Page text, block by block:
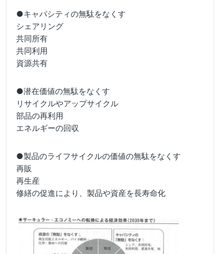
●キャパシティの無駄をなくす
シェアリング
共同所有
共同利用
資源共有
●潜在価値の無駄をなくす
リサイクルやアップサイクル
部品の再利用
エネルギーの回収
●製品のライフサイクルの価値の無駄をなくす
再販
再生産
修繕の促進により、製品や資産を長寿命化